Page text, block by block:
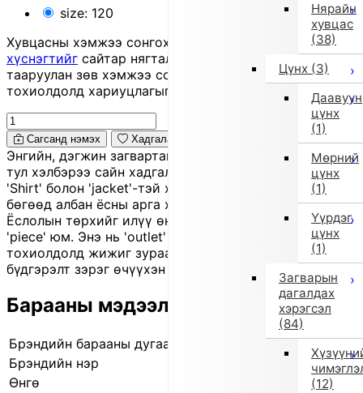
Нярайн
хувцас
(38)
Цүнх (3)
Даавуун
цүнх
(1)
Мөрний
цүнх
(1)
Үүрдэг
цүнх
(1)
Загварын
дагалдах
хэрэгсэл
(84)
(12)
size: 120
Хувцасны хэмжээ сонгохдоо
хэмжээ сонгох
хүснэгтийг сайтар нягталж, биеийн хэмжээтэйгээ
тааруулан зөв хэмжээ сонгоно уу, хувцас таарахгүй
тохиолдолд хариуцлагыг захиалагч өөрөө хүлээнэ.
Сагсанд нэмэх Хадгалах
Энгийн, дэгжин загвартай 'vest'. Бат бөх даавуутай
тул хэлбэрээ сайн хадгалж, цэвэрхэн силуэт үүсгэнэ.
'Shirt' болон 'jacket'-тэй хослуулахад тохиромжтой
бөгөөд албан ёсны арга хэмжээнд ч сайн зохицно.
Ёслолын төрхийг илүү өндөр түвшинд гаргах нэгэн
'piece' юм. Энэ нь 'outlet' бүтээгдэхүүн бөгөөд зарим
тохиолдолд жижиг зураас, үрчлээ, бага зэрэг өнгө
бүдгэрэлт зэрэг өчүүхэн согогтой байж болно.
Барааны мэдээлэл
Брэндийн барааны дугаар
400805012 02
Брэндийн нэр
Өнгө